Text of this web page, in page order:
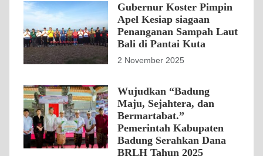
Gubernur Koster Pimpin
Apel Kesiap siagaan
Penanganan Sampah Laut
Bali di Pantai Kuta
2 November 2025
Wujudkan “Badung
Maju, Sejahtera, dan
Bermartabat.”
Pemerintah Kabupaten
Badung Serahkan Dana
BRLH Tahun 2025